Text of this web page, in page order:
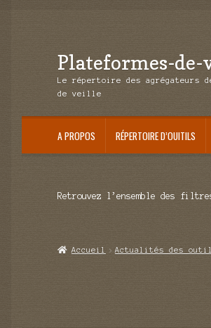
Aller
à
Aller
au
Plateformes-
Le répertoire des agrégateurs
de veille
A PROPOS RÉPERTOIRE D’OUITILS
Retrouvez l’ensemble des
Accueil Actualités des